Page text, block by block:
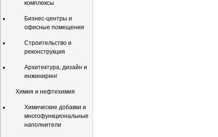
комплексы
Бизнес-центры и
офисные помещения
Строительство и
реконструкция
Архитектура, дизайн и
инжиниринг
Химия и нефтехимия
Химические добавки и
многофункциональные
наполнители